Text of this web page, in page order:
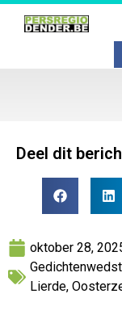
Deel dit
oktober 28,
Lierde,